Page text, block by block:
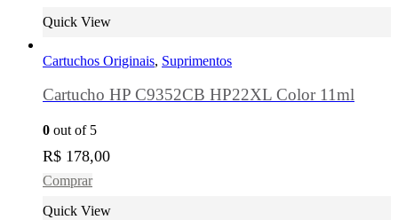
Quick View
Cartuchos Originais, Suprimentos
Cartucho HP C9352CB HP22XL Color 11ml
0 out of 5
R$ 178,00
Comprar
Quick View